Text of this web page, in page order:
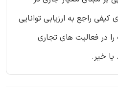
کیفی راجع به ارزیابی توانایی
در فعالیت های تجاری
یا خیر.